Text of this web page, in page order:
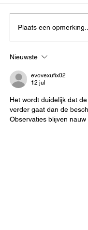
Terug naar de
zeventig,
Plaats een opmerking...
Nieuwste
evovexufix02
12 jul
Het wordt duidelijk dat
verder gaat dan de
Observaties blijven